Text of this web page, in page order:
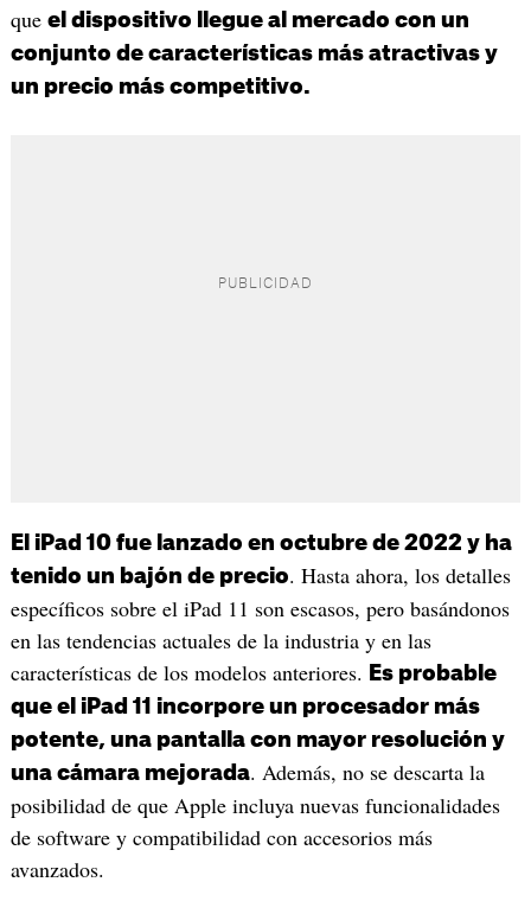
que el dispositivo llegue al mercado con un
conjunto de características más atractivas y
un precio más competitivo.
El iPad 10 fue lanzado en octubre de 2022 y ha
tenido un bajón de precio. Hasta ahora, los detalles
específicos sobre el iPad 11 son escasos, pero basándonos
en las tendencias actuales de la industria y en las
características de los modelos anteriores.
Es probable
que el iPad 11 incorpore un procesador más
potente, una pantalla con mayor resolución y
una cámara mejorada. Además, no se descarta la
posibilidad de que Apple incluya nuevas funcionalidades
de software y compatibilidad con accesorios más
avanzados.